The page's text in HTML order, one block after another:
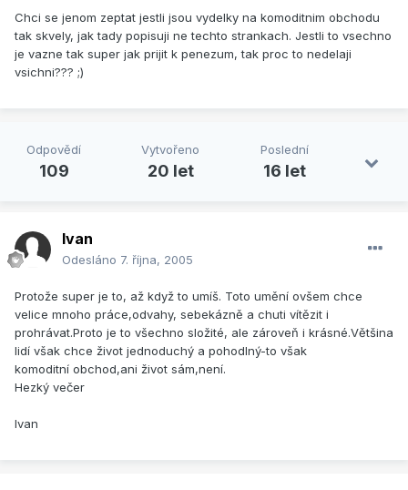
Chci se jenom zeptat jestli jsou vydelky na komoditnim obchodu
tak skvely, jak tady popisuji ne techto strankach. Jestli to vsechno
je vazne tak super jak prijit k penezum, tak proc to nedelaji
vsichni??? ;)
Odpovědí
109
Vytvořeno
20 let
Poslední
16 let
Ivan
Odesláno 7. října, 2005
Protože super je to, až když to umíš. Toto umění ovšem chce
velice mnoho práce,odvahy, sebekázně a chuti vítězit i
prohrávat.Proto je to všechno složité, ale zároveň i krásné.Většina
lidí však chce život jednoduchý a pohodlný-to však
komoditní obchod,ani život sám,není.
Hezký večer
Ivan